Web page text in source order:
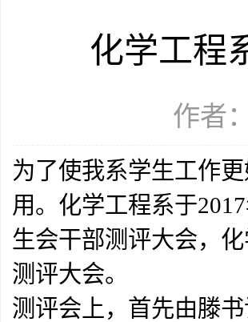
化学工程
作者
为了使我系学生工作
用。化学工程系于
生会干部测评大会，
测评大会。
测评会上，首先由滕